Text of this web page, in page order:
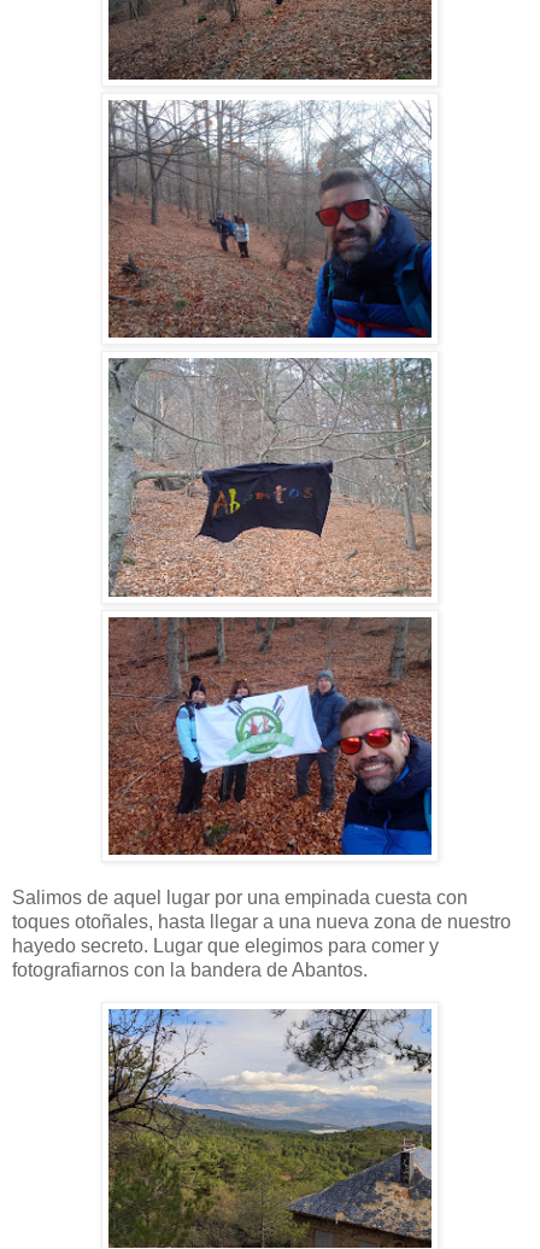
Salimos de aquel lugar por una empinada cuesta con
toques otoñales, hasta llegar a una nueva zona de nuestro
hayedo secreto. Lugar que elegimos para comer y
fotografiarnos con la bandera de Abantos.